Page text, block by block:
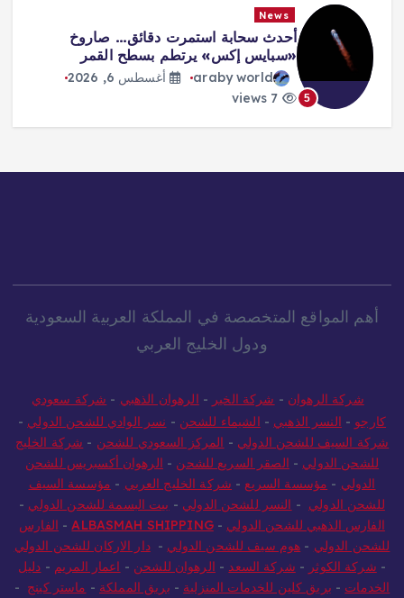
5
News
أحدث سحابة استمرت دقائق… صاروخ
«سبايس إكس» يرتطم بسطح القمر
araby world
أغسطس 6, 2026
أهم المواقع المتخصصة في المملكة العربية السعودية
ودول الخليج العربي
شركة الرهوان - شركة الخير - الرهوان الذهبي - شركة سعودي
كارجو - النسر الذهبي - الشيماء للشحن - نسر الوادي للشحن الدولي -
شركة السيف للشحن الدولي - المركز السعودي للشحن - شركة الخليج
للشحن الدولي - الصقر السريع للشحن - الرهوان أكسبريس للشحن
الدولي - مؤسسة السريع - شركة الخليج العربي - مؤسسة السيف
للشحن الدولي - النسر للشحن الدولي - بيت البسمة للشحن الدولي -
الفارس الذهبي للشحن الدولي -
ALBASMAH SHIPPING
- الفارس
للشحن الدولي - هوم سيف للشحن الدولي -دار الاركان للشحن الدولي
- شركة الكوثر - شركة السعد - الرهوان للشحن - اعمار المريم - دليل
الخدمات - بريق كلين للخدمات المنزلية - بريق المملكة - ماستر كينج -